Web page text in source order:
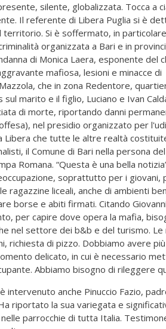
silente, globalizzata. Tocca a
Il referente di Libera Puglia si è
territorio. Si è soffermato, in
organizzata a Bari e in
di Monica Laera, esponente del
mafiosa, lesioni e minacce
che in zona Redentore,
sul marito e il figlio, Luciano e Ivan
di morte, riportando danni
nel presidio organizzato per
Libera che tutte le altre realtà
il Comune di Bari nella persona
Romana. “Questa è una bella
soprattutto per i giovani,
ragazzine liceali, anche di ambienti
borse e abiti firmati. Citando
per capire dove opera la mafia,
nel settore dei b&b e del turismo. Le
richiesta di pizzo. Dobbiamo avere
delicato, in cui è necessario
Abbiamo bisogno di rileggere
intervenuto anche Pinuccio Fazio,
riportato la sua variegata e
parrocchie di tutta Italia.